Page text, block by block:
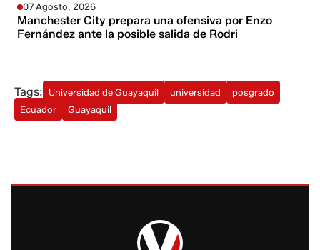
07 Agosto, 2026
Manchester City prepara una ofensiva por Enzo
Fernández ante la posible salida de Rodri
Tags: Universidad de Guayaquil universidad
posgrado
Ecuador
Guayaquil